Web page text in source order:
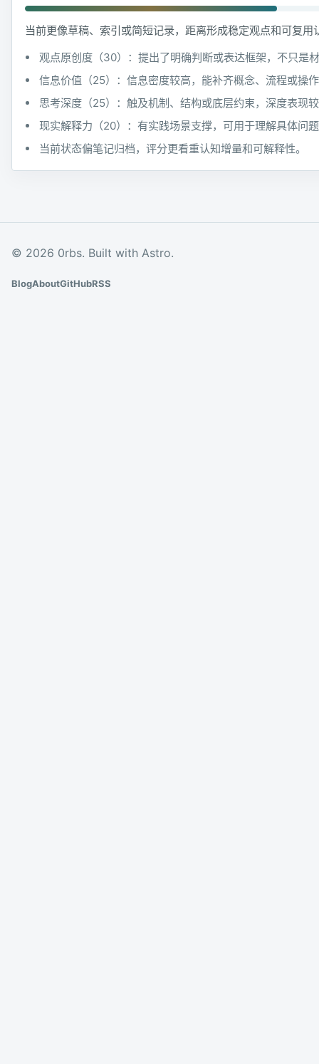
当前更像草稿、索引或简短记录，距离形成稳定观点和可复用
观点原创度（30）：提出了明确判断或表达框架，不只是
信息价值（25）：信息密度较高，能补齐概念、流程或操
思考深度（25）：触及机制、结构或底层约束，深度表现
现实解释力（20）：有实践场景支撑，可用于理解具体问
当前状态偏笔记归档，评分更看重认知增量和可解释性。
© 2026 0rbs. Built with Astro.
BlogAboutGitHubRSS